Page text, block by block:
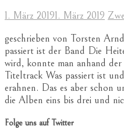
1. März 20191. März 2019
geschrieben von Torsten
passiert ist der Band Die
wird, konnte man anhand
Titeltrack Was passiert ist
erahnen. Das es aber schon
die Alben eins bis drei und
Folge uns auf Twitter